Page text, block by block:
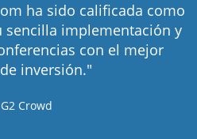
ha sido calificada como
implementación y
con el mejor
inversión."
G2 Crowd